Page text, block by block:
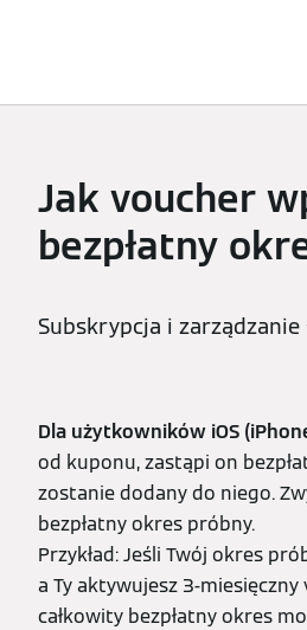
Jak voucher
bezpłatny
Subskrypcja i
Dla użytkowników iOS
od kuponu, zastąpi on
zostanie dodany do niego.
bezpłatny okres próbny.
Przykład: Jeśli Twój okres
a Ty aktywujesz 3-miesięczny
całkowity bezpłatny okres